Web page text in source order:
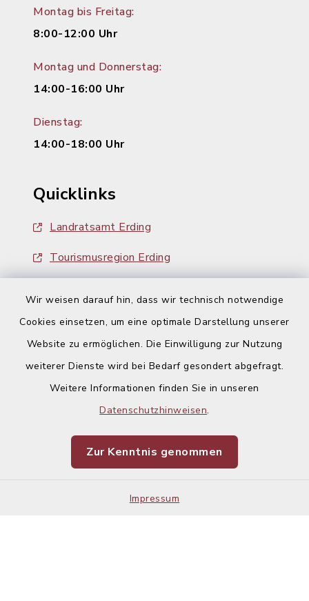
Wir weisen darauf hin, dass wir technisch notwendige
Cookies einsetzen, um eine optimale Darstellung unserer
Website zu ermöglichen. Die Einwilligung zur Nutzung
weiterer Dienste wird bei Bedarf gesondert abgefragt.
Weitere Informationen finden Sie in unseren
Datenschutzhinweisen.
Zur Kenntnis genommen
Impressum
Montag bis Freitag:
8:00-12:00 Uhr
Montag und Donnerstag:
14:00-16:00 Uhr
Dienstag:
14:00-18:00 Uhr
Quicklinks
Landratsamt Erding
Tourismusregion Erding
Kontakt
Datenschutz
Impressum